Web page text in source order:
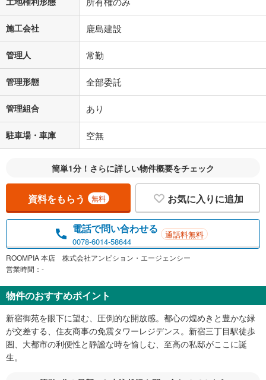
施工会社 鹿島建設
管理人 常勤
管理形態 全部委託
管理組合 あり
駐車場・車庫 空無
簡単1分！さらに詳しい物件概要をチェック
資料をもらう 無料 お気に入りに追加
電話で問い合わせる
0078-6014-58644
通話料無料
ROOMPIA 本店 株式会社アンビション・エージェンシー
営業時間：-
物件のおすすめポイント
新宿御苑を眼下に望む、圧倒的な開放感。都心の煌めきと豊かな緑
が交差する、住友商事の免震タワーレジデンス。新宿三丁目駅徒歩
圏、大都市の利便性と静謐な時を愉しむ、至高の私邸がここに誕
生。